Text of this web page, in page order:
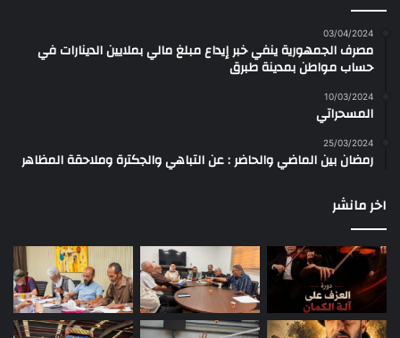
03/04/2024
مصرف الجمهورية ينفي خبر إيداع مبلغ مالي بملايين الدينارات في
حساب مواطن بمدينة طبرق
10/03/2024
المسحراتي
25/03/2024
رمضان بين الماضي والحاضر : عن التباهي والجكترة وملاحقة المظاهر
اخر مانشر